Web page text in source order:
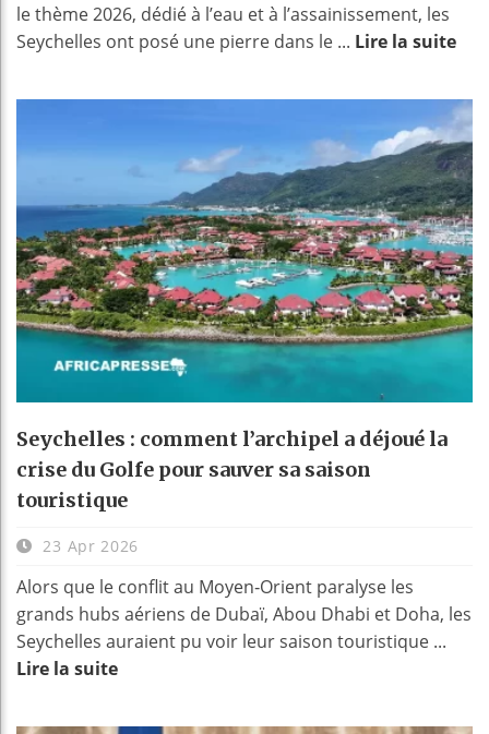
le thème 2026, dédié à l’eau et à l’assainissement, les
Seychelles ont posé une pierre dans le ... Lire la suite
Seychelles : comment l’archipel a déjoué la
crise du Golfe pour sauver sa saison
touristique
23 Apr 2026
Alors que le conflit au Moyen‑Orient paralyse les
grands hubs aériens de Dubaï, Abou Dhabi et Doha, les
Seychelles auraient pu voir leur saison touristique ...
Lire la suite